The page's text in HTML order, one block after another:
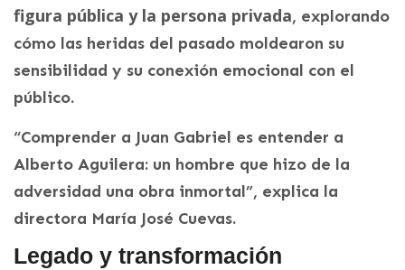
figura pública y la persona privada, explorando
cómo las heridas del pasado moldearon su
sensibilidad y su conexión emocional con el
público.
“Comprender a Juan Gabriel es entender a
Alberto Aguilera: un hombre que hizo de la
adversidad una obra inmortal”, explica la
directora María José Cuevas.
Legado y transformación